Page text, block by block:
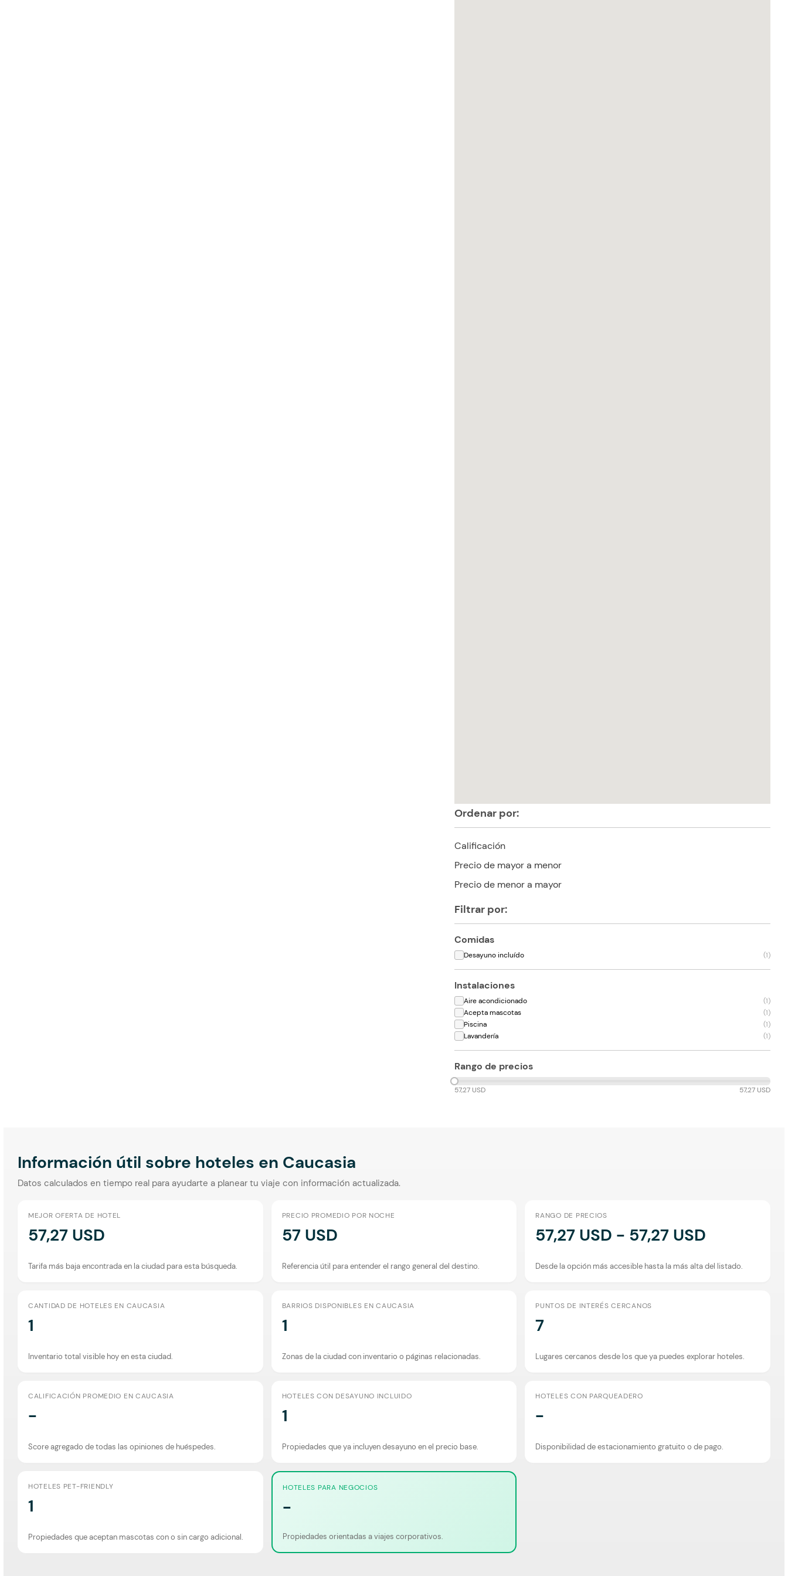
Ordenar por:
Calificación
Precio de mayor a menor
Precio de menor a mayor
Filtrar por:
Comidas
Desayuno incluído (1)
Instalaciones
Aire acondicionado (1)
Acepta mascotas
(1)
Piscina
(1)
Lavandería
(1)
Rango de precios
57,27 USD 57,27 USD
Información útil sobre hoteles en Caucasia
Datos calculados en tiempo real para ayudarte a planear tu viaje con información actualizada.
MEJOR OFERTA DE HOTEL
57,27 USD
Tarifa más baja encontrada en la ciudad para esta búsqueda.
PRECIO PROMEDIO POR NOCHE
57 USD
Referencia útil para entender el rango general del destino.
RANGO DE PRECIOS
57,27 USD - 57,27 USD
Desde la opción más accesible hasta la más alta del listado.
CANTIDAD DE HOTELES EN CAUCASIA
1
Inventario total visible hoy en esta ciudad.
BARRIOS DISPONIBLES EN CAUCASIA
1
Zonas de la ciudad con inventario o páginas relacionadas.
PUNTOS DE INTERÉS CERCANOS
7
Lugares cercanos desde los que ya puedes explorar hoteles.
CALIFICACIÓN PROMEDIO EN CAUCASIA
-
Score agregado de todas las opiniones de huéspedes.
HOTELES CON DESAYUNO INCLUIDO
1
Propiedades que ya incluyen desayuno en el precio base.
HOTELES CON PARQUEADERO
-
Disponibilidad de estacionamiento gratuito o de pago.
HOTELES PET-FRIENDLY
1
Propiedades que aceptan mascotas con o sin cargo adicional.
HOTELES PARA NEGOCIOS
-
Propiedades orientadas a viajes corporativos.